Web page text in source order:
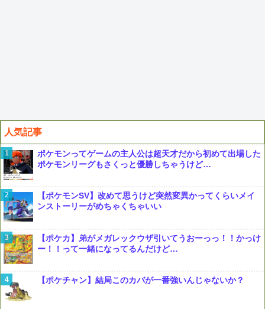
人気記事
ポケモンってゲームの主人公は超天才だから初めて出場した
ポケモンリーグもさくっと優勝しちゃうけど…
【ポケモンSV】改めて思うけど突然変異かってくらいメイ
ンストーリーがめちゃくちゃいい
【ポケカ】弟がメガレックウザ引いてうおーっっ！！かっけ
ー！！って一緒になってるんだけど…
【ポケチャン】結局このカバが一番強いんじゃないか？